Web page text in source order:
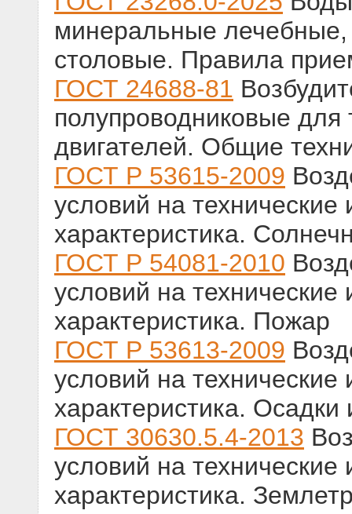
минеральные
столовые. Правила
ГОСТ 24688-81
полупроводниковые
двигателей. Общие
ГОСТ Р 53615-2009
условий на
характеристика.
ГОСТ Р 54081-2010
условий на
характеристика. Пожар
ГОСТ Р 53613-2009
условий на
характеристика. Осадки
ГОСТ 30630.5.4-2013
условий на
характеристика.